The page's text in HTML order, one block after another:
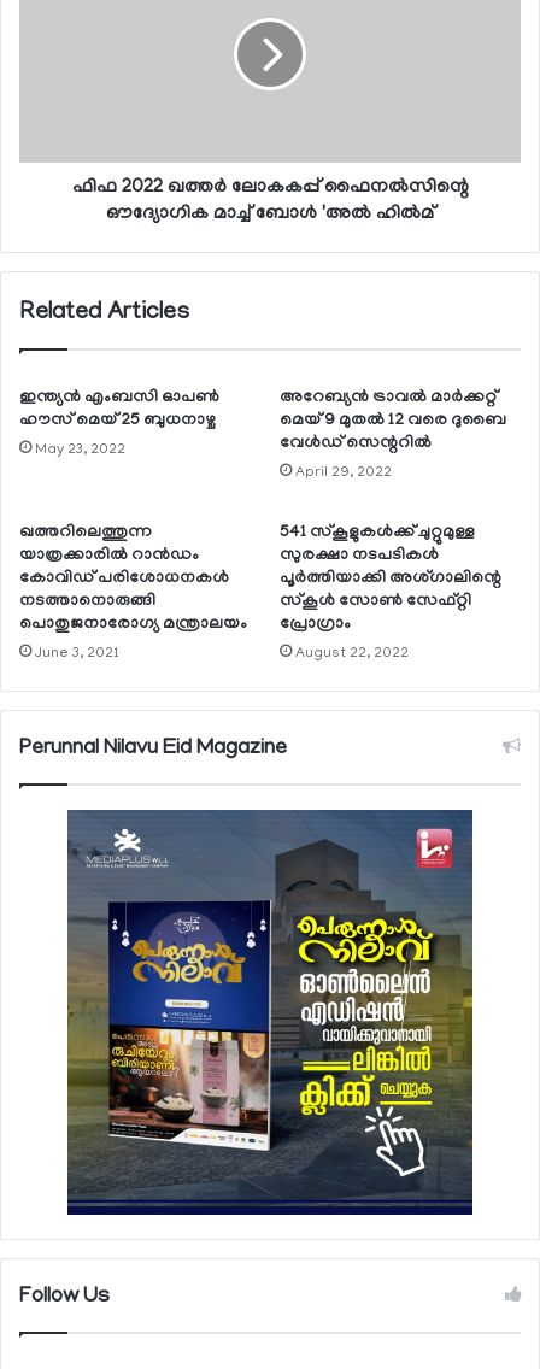
ഫിഫ 2022 ഖത്തര്‍ ലോകകപ്പ് ഫൈനല്‍സിന്റെ
ഔദ്യോഗിക മാച്ച് ബോള്‍ 'അല്‍ ഹില്‍മ്
Related Articles
ഇന്ത്യന്‍ എംബസി ഓപണ്‍
ഹൗസ് മെയ് 25 ബുധനാഴ്ച
May 23, 2022
അറേബ്യന്‍ ട്രാവല്‍ മാര്‍ക്കറ്റ്
മെയ് 9 മുതല്‍ 12 വരെ ദുബൈ
വേള്‍ഡ് സെന്ററില്‍
April 29, 2022
ഖത്തറിലെത്തുന്ന
യാത്രക്കാരില്‍ റാന്‍ഡം
കോവിഡ് പരിശോധനകള്‍
നടത്താനൊരുങ്ങി
പൊതുജനാരോഗ്യ മന്ത്രാലയം
June 3, 2021
541 സ്‌കൂളുകള്‍ക്ക് ചുറ്റുമുള്ള
സുരക്ഷാ നടപടികള്‍
പൂര്‍ത്തിയാക്കി അശ്ഗാലിന്റെ
സ്‌കൂള്‍ സോണ്‍ സേഫ്റ്റി
പ്രോഗ്രാം
August 22, 2022
Perunnal Nilavu Eid Magazine
Follow Us